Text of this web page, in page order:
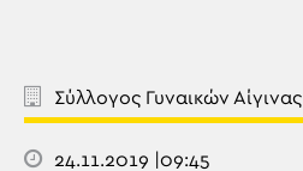
Σύλλογος Γυναικών Αίγινας
24.11.2019 |09:45